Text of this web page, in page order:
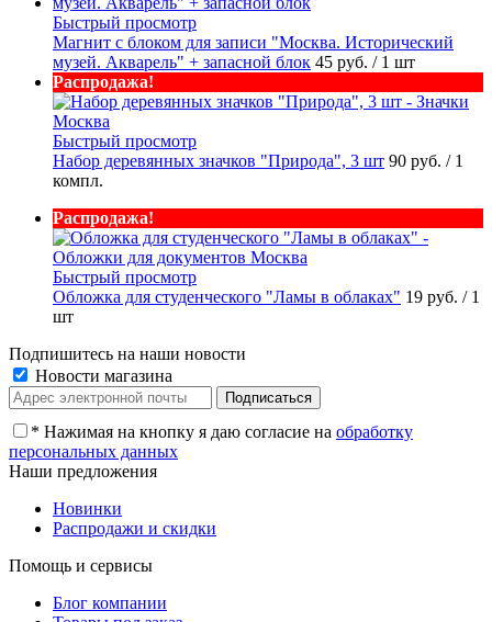
Быстрый просмотр
Магнит с блоком для записи "Москва. Исторический
музей. Акварель" + запасной блок 45 руб. / 1 шт
Распродажа!
Быстрый просмотр
Набор деревянных значков "Природа", 3 шт 90 руб. / 1
компл.
Распродажа!
Быстрый просмотр
Обложка для студенческого "Ламы в облаках" 19 руб. / 1
шт
Подпишитесь на наши новости
Новости магазина
* Нажимая на кнопку я даю согласие на обработку
персональных данных
Наши предложения
Новинки
Распродажи и скидки
Помощь и сервисы
Блог компании